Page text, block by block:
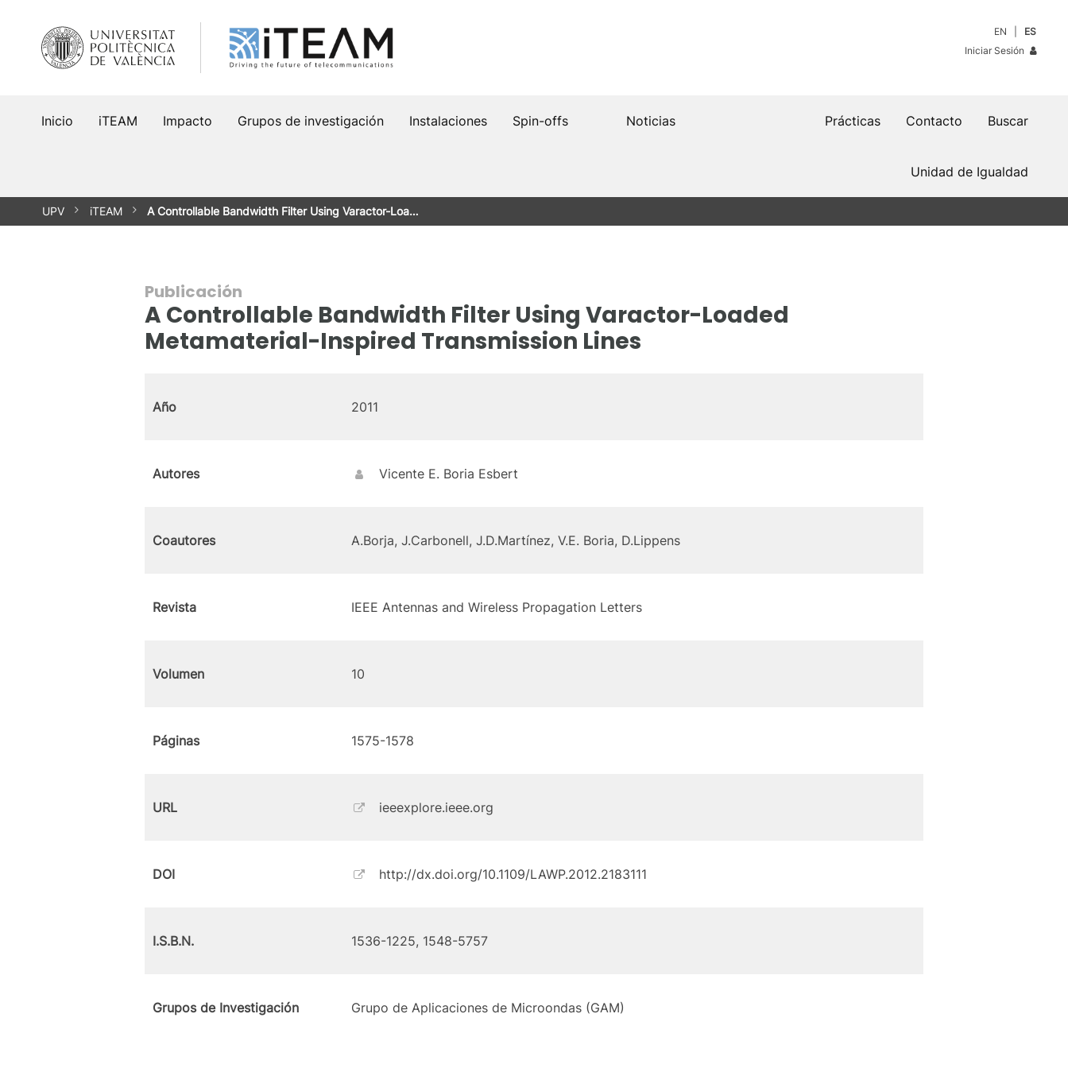
contenido
EN
ES
Iniciar Sesión
Inicio iTEAM Impacto Grupos de investigación Instalaciones Spin-offs Buscar
Contacto
Prácticas
Noticias
Unidad de Igualdad
UPV iTEAM A Controllable Bandwidth Filter Using Varactor-Loa…
Publicación
A Controllable Bandwidth Filter Using Varactor-Loaded
Metamaterial-Inspired Transmission Lines
Año 2011
Autores Vicente E. Boria Esbert
Coautores A.Borja, J.Carbonell, J.D.Martínez, V.E. Boria, D.Lippens
Revista IEEE Antennas and Wireless Propagation Letters
Volumen 10
Páginas 1575-1578
URL ieeexplore.ieee.org
DOI http://dx.doi.org/10.1109/LAWP.2012.2183111
I.S.B.N. 1536-1225, 1548-5757
Grupos de Investigación Grupo de Aplicaciones de Microondas (GAM)